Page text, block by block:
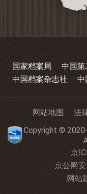
国家档案局 中国第
中国档案杂志社
中
网站地图 法
Copyright ©
京
京公网
网站